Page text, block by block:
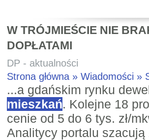
W TRÓJMIEŚCIE NIE
DOPŁATAMI
DP - aktualności
Strona główna » Wiadomości »
...a gdańskim rynku
mieszkań. Kolejne 18
cenie od 5 do 6 tys. zł/
Analitycy portalu szacują